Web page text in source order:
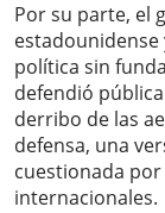
Por su parte, el
estadounidense
política sin
defendió
derribo de las
defensa, una
cuestionada
internacionales.